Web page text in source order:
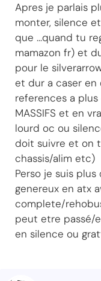
Apres je parlais
monter, silence
que ...quand tu
mamazon fr) et
pour le
et dur a caser en
references a
MASSIFS et en
lourd oc ou
doit suivre et on
chassis/alim etc)
Perso je suis
genereux en atx
complete/
peut etre passé/
en silence ou